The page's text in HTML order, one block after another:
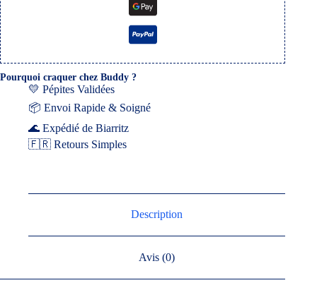
Pourquoi craquer chez Buddy ?
💛 Pépites Validées
📦 Envoi Rapide & Soigné
🌊 Expédié de Biarritz
🇫🇷 Retours Simples
Description
Avis (0)